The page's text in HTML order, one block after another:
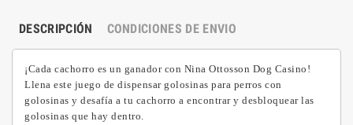
DESCRIPCIÓN CONDICIONES DE ENVIO
¡Cada cachorro es un ganador con Nina Ottosson Dog Casino!
Llena este juego de dispensar golosinas para perros con
golosinas y desafía a tu cachorro a encontrar y desbloquear las
golosinas que hay dentro.